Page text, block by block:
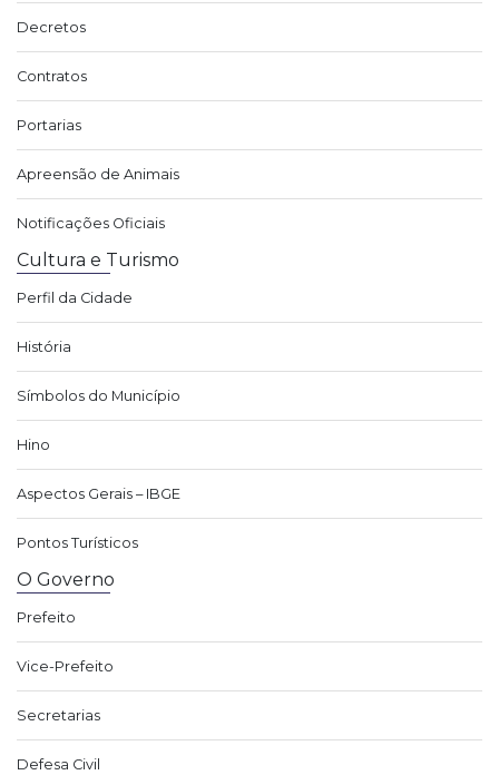
Decretos
Contratos
Portarias
Apreensão de Animais
Notificações Oficiais
Cultura e Turismo
Perfil da Cidade
História
Símbolos do Município
Hino
Aspectos Gerais – IBGE
Pontos Turísticos
O Governo
Prefeito
Vice-Prefeito
Secretarias
Defesa Civil